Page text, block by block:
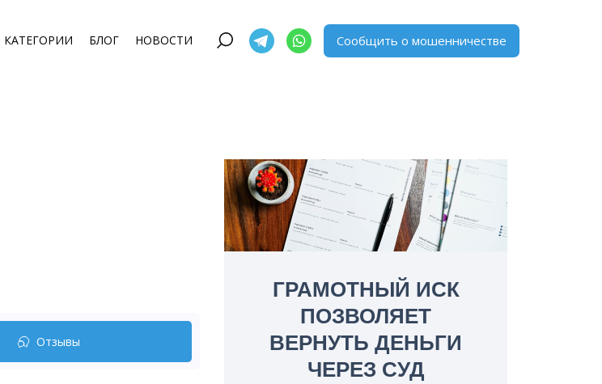
КАТЕГОРИИ БЛОГ НОВОСТИ Сообщить о мошенничестве
Отзывы
ГРАМОТНЫЙ ИСК
ПОЗВОЛЯЕТ
ВЕРНУТЬ ДЕНЬГИ
ЧЕРЕЗ СУД